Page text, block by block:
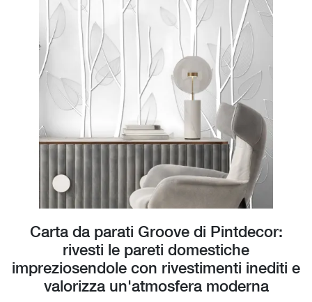
Carta da parati Groove di Pintdecor:
rivesti le pareti domestiche
impreziosendole con rivestimenti inediti e
valorizza un'atmosfera moderna